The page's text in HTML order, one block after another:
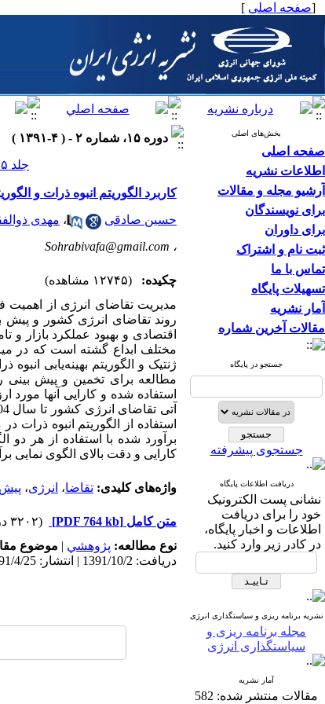
[صفحه اصلی ]
بخش‌های اصلی
صفحه اصلی
اطلاعات نشریه
آرشیو مجله و مقالات
برای نویسندگان
برای داوران
ثبت نام و اشتراک
تماس با ما
تسهیلات پایگاه
آمار نشریه
مقالات آخرین شماره
جستجو در پایگاه
جستجوی پیشرفته
دریافت اطلاعات پایگاه
نشانی پست الکترونیک
خود را برای دریافت
اطلاعات و اخبار پایگاه،
در کادر زیر وارد کنید.
نشریه برنامه ریزی و سیاستگذاری انرژی
مجله برنامه ریزی و
سیاستگذاری انرژی
آمار نشریه
مقالات منتشر شده: 582
دوره ۱۵، شماره ۲ - ( ۴-۱۳۹۱ )
جلد ۱۵ شماره ۲ صفحات ۰-۰
کاربرد الگوریتم انبوه ذرات و
حسین صادقی ، مهدی
، Sohrabivafa@gmail.com
چکیده:
(۱۲۷۴۵ مشاهده)
مدیریت تقاضای انرژی از اهمیت
روند تقاضای انرژی کشور و پیش
اقتصادی و بهبود عملکرد
مختلف ابداع گشته است که در
ژنتیک و الگوریتم بهینه‌یابی
مطالعه برای تخمین و پیش بینی
استفاده شده و کارایی آنها
استفاده از الگوریتم انبوه
برآورد شده با استفاده از هر
کارایی و دقت بالای الگوی نمایی
واژه‌های کلیدی: تقاضا، انرژی،
متن کامل [PDF 764 kb]
(۳۲۰۲ دریافت)
نوع مطالعه: پژوهشي | موضوع
دریافت: 1391/10/2 | انتشار: 1391/4/25